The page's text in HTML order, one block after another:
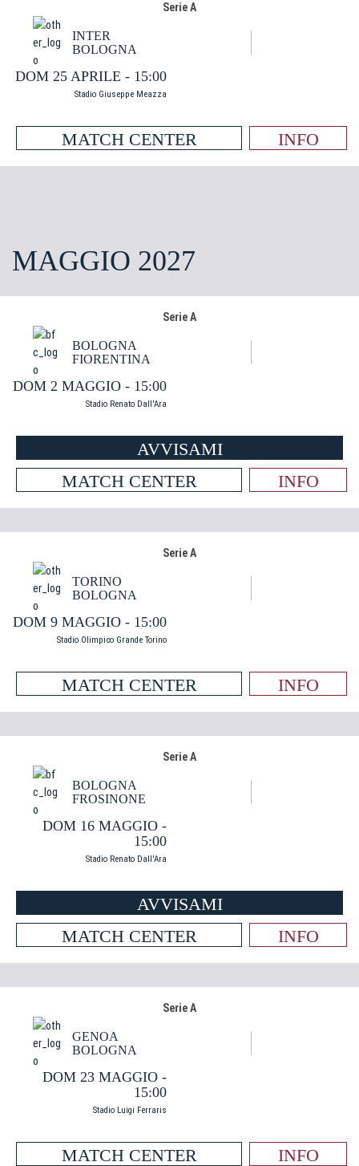
Serie A
INTER
BOLOGNA
DOM 25 APRILE - 15:00
Stadio Giuseppe Meazza
MATCH CENTER INFO
MAGGIO 2027
Serie A
BOLOGNA
FIORENTINA
DOM 2 MAGGIO - 15:00
Stadio Renato Dall'Ara
AVVISAMI
MATCH CENTER
INFO
Serie A
TORINO
BOLOGNA
DOM 9 MAGGIO - 15:00
Stadio Olimpico Grande Torino
MATCH CENTER INFO
Serie A
BOLOGNA
FROSINONE
DOM 16 MAGGIO -
15:00
Stadio Renato Dall'Ara
AVVISAMI
MATCH CENTER
INFO
Serie A
GENOA
BOLOGNA
DOM 23 MAGGIO -
15:00
Stadio Luigi Ferraris
MATCH CENTER INFO